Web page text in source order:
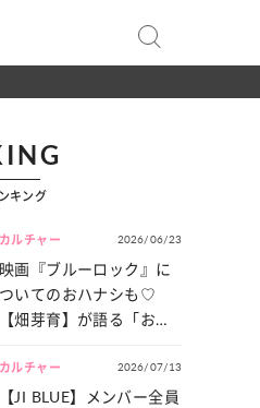
キング
カルチャー 2026/06/23
映画『ブルーロック』に
ついてのおハナシも♡
【畑芽育】が語る「お仕
は？
カルチャー 2026/07/13
【JI BLUE】メンバー全員